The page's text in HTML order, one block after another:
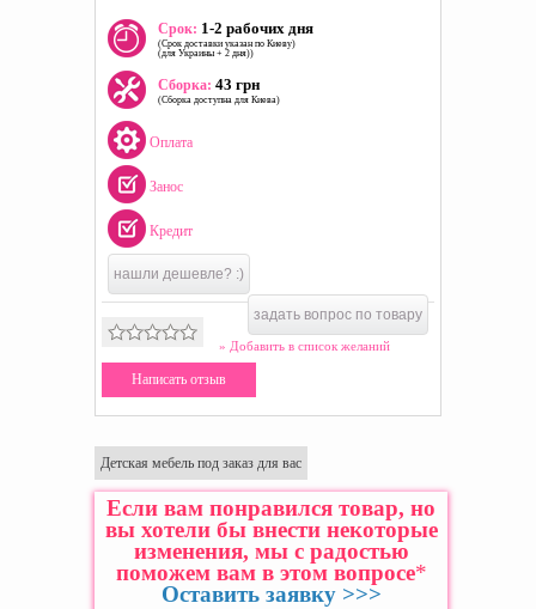
Срок: 1-2 рабочих дня
(Срок доставки указан по Киеву)
(для Украины + 2 дня))
Сборка: 43 грн
(Сборка доступна для Киева)
Оплата
Занос
Кредит
нашли дешевле? :)
задать вопрос по товару
» Добавить в список желаний
Написать отзыв
Детская мебель под заказ для вас
Если вам понравился товар, но
вы хотели бы внести некоторые
изменения, мы с радостью
поможем вам в этом вопросе*
Оставить заявку >>>